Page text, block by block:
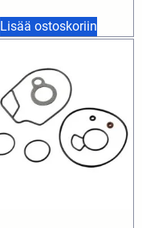
Lisää ostoskoriin